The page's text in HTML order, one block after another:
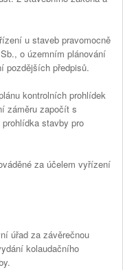
u staveb pravomocně
o územním plánování
pozdějších předpisů.
kontrolních prohlídek
záměru započít s
stavby pro
za účelem vyřízení
úřad za závěrečnou
kolaudačního